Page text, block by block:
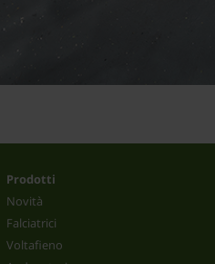
Prodotti
Novità
Falciatrici
Voltafieno